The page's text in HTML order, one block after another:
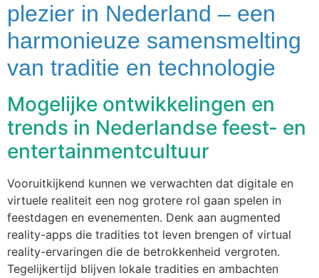
plezier in Nederland – een
harmonieuze samensmelting
van traditie en technologie
Mogelijke ontwikkelingen en
trends in Nederlandse feest- en
entertainmentcultuur
Vooruitkijkend kunnen we verwachten dat digitale en
virtuele realiteit een nog grotere rol gaan spelen in
feestdagen en evenementen. Denk aan augmented
reality-apps die tradities tot leven brengen of virtual
reality-ervaringen die de betrokkenheid vergroten.
Tegelijkertijd blijven lokale tradities en ambachten